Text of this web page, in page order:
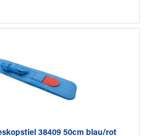
38409 50cm blau/rot